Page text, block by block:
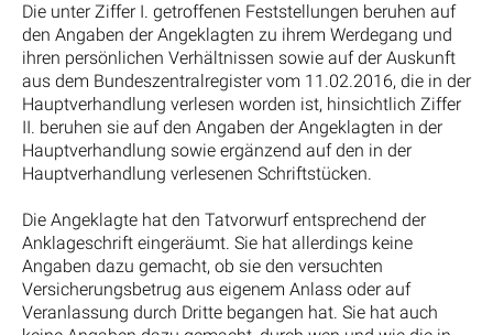
Die unter Ziffer I. getroffenen Feststellungen beruhen auf
den Angaben der Angeklagten zu ihrem Werdegang und
ihren persönlichen Verhältnissen sowie auf der Auskunft
aus dem Bundeszentralregister vom 11.02.2016, die in der
Hauptverhandlung verlesen worden ist, hinsichtlich Ziffer
II. beruhen sie auf den Angaben der Angeklagten in der
Hauptverhandlung sowie ergänzend auf den in der
Hauptverhandlung verlesenen Schriftstücken.
Die Angeklagte hat den Tatvorwurf entsprechend der
Anklageschrift eingeräumt. Sie hat allerdings keine
Angaben dazu gemacht, ob sie den versuchten
Versicherungsbetrug aus eigenem Anlass oder auf
Veranlassung durch Dritte begangen hat. Sie hat auch